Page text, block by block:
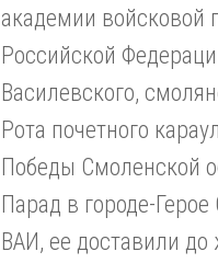
академии войсковой
Российской
Василевского,
Рота почетного
Победы Смоленской
Парад в городе-
ВАИ, ее доставили до